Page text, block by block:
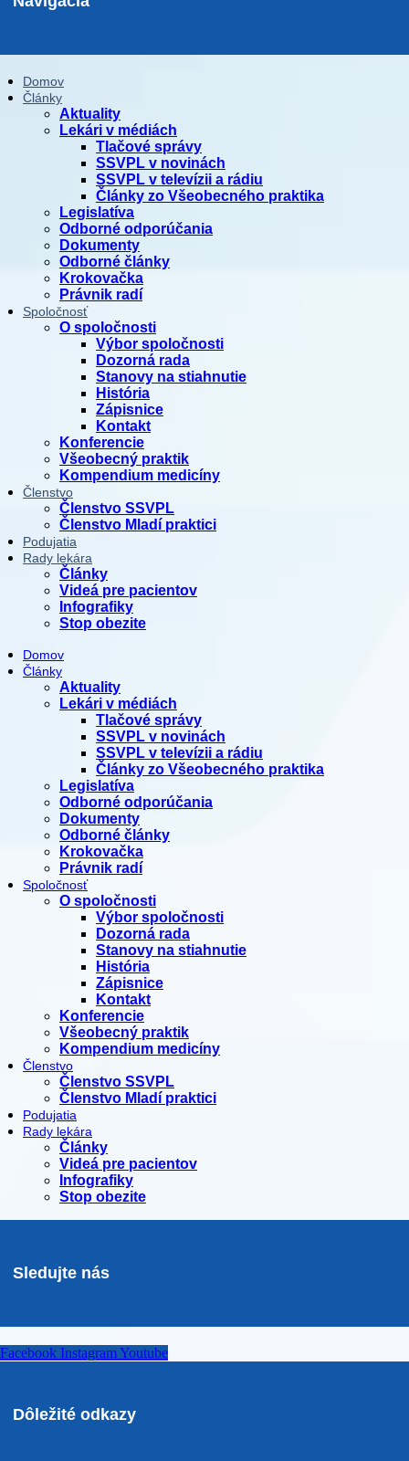
Domov
Články
Aktuality
Lekári v médiách
Tlačové správy
SSVPL v novinách
SSVPL v televízii a rádiu
Články zo Všeobecného praktika
Legislatíva
Odborné odporúčania
Dokumenty
Odborné články
Krokovačka
Právnik radí
Spoločnosť
O spoločnosti
Výbor spoločnosti
Dozorná rada
Stanovy na stiahnutie
História
Zápisnice
Kontakt
Konferencie
Všeobecný praktik
Kompendium medicíny
Členstvo
Členstvo SSVPL
Členstvo Mladí praktici
Podujatia
Rady lekára
Články
Videá pre pacientov
Infografiky
Stop obezite
Domov
Články
Aktuality
Lekári v médiách
Tlačové správy
SSVPL v novinách
SSVPL v televízii a rádiu
Články zo Všeobecného praktika
Legislatíva
Odborné odporúčania
Dokumenty
Odborné články
Krokovačka
Právnik radí
Spoločnosť
O spoločnosti
Výbor spoločnosti
Dozorná rada
Stanovy na stiahnutie
História
Zápisnice
Kontakt
Konferencie
Všeobecný praktik
Kompendium medicíny
Členstvo
Členstvo SSVPL
Členstvo Mladí praktici
Podujatia
Rady lekára
Články
Videá pre pacientov
Infografiky
Stop obezite
Sledujte nás
Facebook Instagram Youtube
Dôležité odkazy